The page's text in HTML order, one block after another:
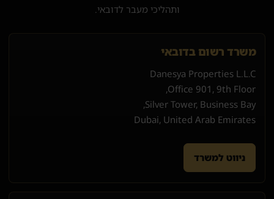
ותהליכי מעבר לדובאי.
משרד רשום בדובאי
Danesya Properties L.L.C
Office 901, 9th Floor,
Silver Tower, Business Bay,
Dubai, United Arab Emirates
ניווט למשרד